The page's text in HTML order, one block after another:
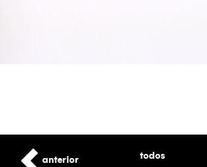
anterior todos